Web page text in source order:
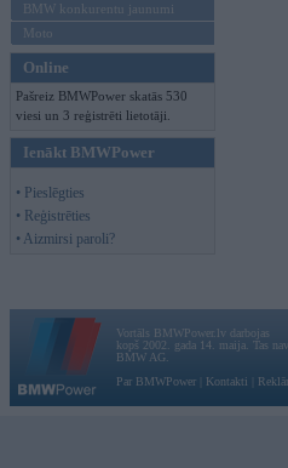
BMW konkurentu jaunumi
Moto
Online
Pašreiz BMWPower skatās 530
viesi un 3 reģistrēti lietotāji.
Ienākt BMWPower
• Pieslēgties
• Reģistrēties
• Aizmirsi paroli?
Vortāls BMWPower.lv darbojas
kopš 2002. gada 14. maija. Tas
BMW AG.
Par BMWPower
Kontakti